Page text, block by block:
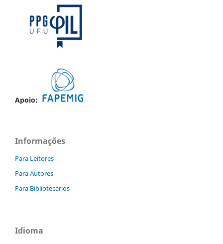
Apoio:
Informações
Para Leitores
Para Autores
Para Bibliotecários
Idioma